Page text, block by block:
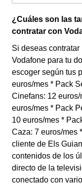
¿Cuáles son las
contratar con
Si deseas
Vodafone para tu
escoger según tus
euros/mes * Pack
Cinefans: 12
euros/mes * Pack
10 euros/mes *
Caza: 7 euros/mes
cliente de Els
contenidos de los
directo de la
conectado con